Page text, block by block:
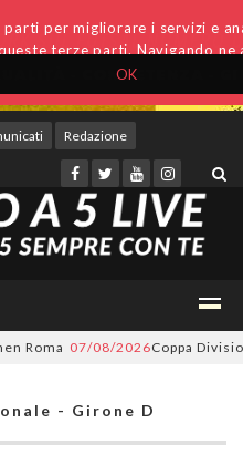
OK
per migliorare i servizi e
terze parti. Navigando
Redazione
07/08/2026Coppa
- Girone D